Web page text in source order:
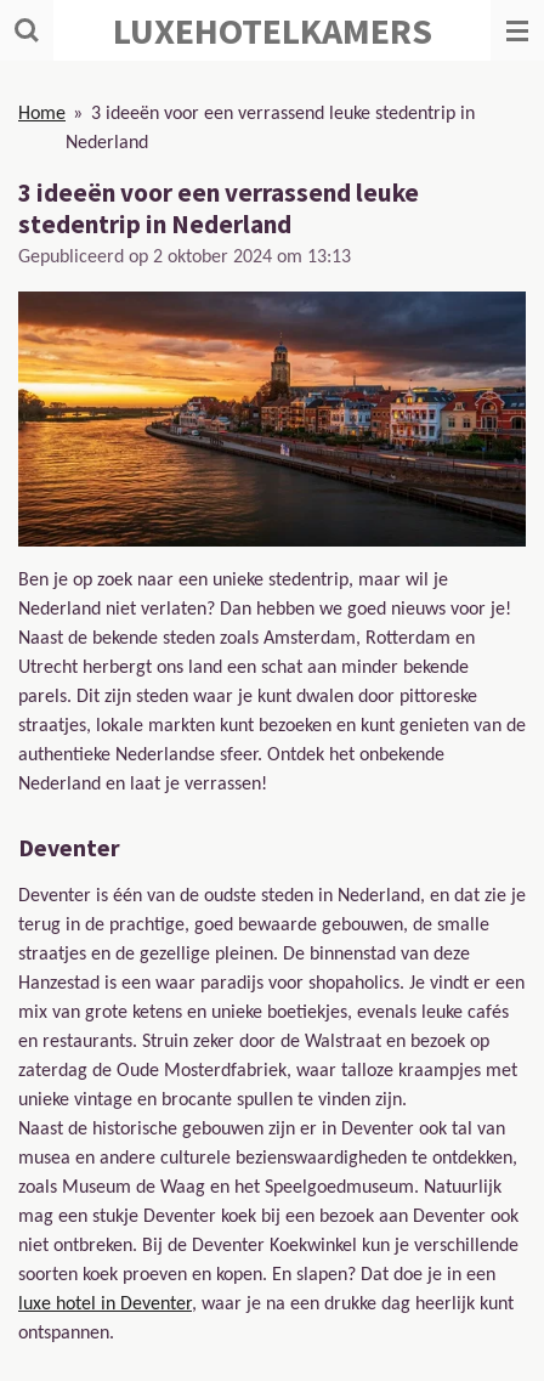
Ga
de
hoofdinhoud
LUXEHOTELKAMERS
Home » 3 ideeën voor een verrassend leuke stedentrip in
Nederland
3 ideeën voor een verrassend leuke
stedentrip in Nederland
Gepubliceerd op 2 oktober 2024 om 13:13
Ben je op zoek naar een unieke stedentrip, maar wil je
Nederland niet verlaten? Dan hebben we goed nieuws voor je!
Naast de bekende steden zoals Amsterdam, Rotterdam en
Utrecht herbergt ons land een schat aan minder bekende
parels. Dit zijn steden waar je kunt dwalen door pittoreske
straatjes, lokale markten kunt bezoeken en kunt genieten van de
authentieke Nederlandse sfeer. Ontdek het onbekende
Nederland en laat je verrassen!
Deventer
Deventer is één van de oudste steden in Nederland, en dat zie je
terug in de prachtige, goed bewaarde gebouwen, de smalle
straatjes en de gezellige pleinen. De binnenstad van deze
Hanzestad is een waar paradijs voor shopaholics. Je vindt er een
mix van grote ketens en unieke boetiekjes, evenals leuke cafés
en restaurants. Struin zeker door de Walstraat en bezoek op
zaterdag de Oude Mosterdfabriek, waar talloze kraampjes met
unieke vintage en brocante spullen te vinden zijn.
Naast de historische gebouwen zijn er in Deventer ook tal van
musea en andere culturele bezienswaardigheden te ontdekken,
zoals Museum de Waag en het Speelgoedmuseum. Natuurlijk
mag een stukje Deventer koek bij een bezoek aan Deventer ook
niet ontbreken. Bij de Deventer Koekwinkel kun je verschillende
soorten koek proeven en kopen. En slapen? Dat doe je in een
luxe hotel in Deventer, waar je na een drukke dag heerlijk kunt
ontspannen.